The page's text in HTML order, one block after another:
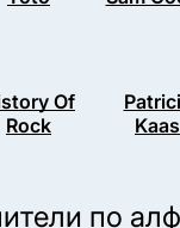
Of
Rock
Kaas
по